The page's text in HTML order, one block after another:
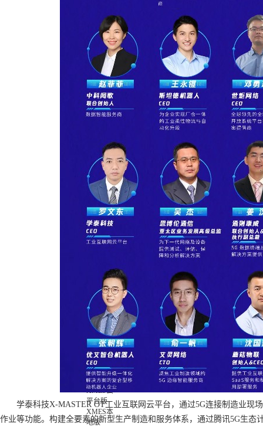
线控制应
数智化集
成控制应
用
非标设备
控制应用
X-
ROBOT
XR0709
7kg
XS1008
10kg
X-
PLUTO
M系列-
数据采集
应用
A系列-附
加轴应用
Q系列-刀
C系列-
CCD补偿
应用
D系列-二
维码雕刻
应用
R系列-自
动化集成
应用
X-MOLD
XMES
XMES云
平台版
XMES本
地版
学泰科技X-MASTER OT工业互联网云平台，通过5G连接制造业现
作业等功能。构建全要素的新型生产制造和服务体系，通过腾讯5G生态